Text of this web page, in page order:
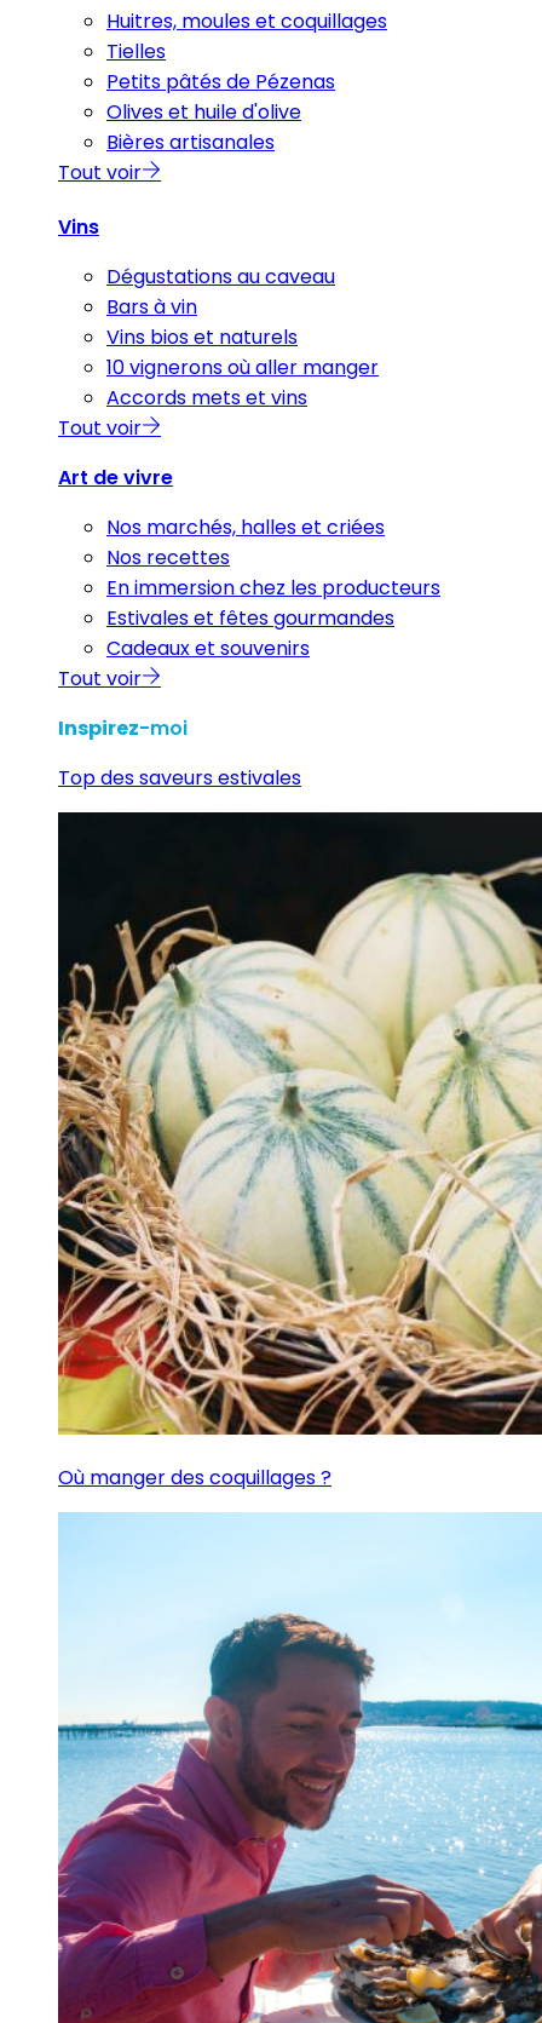
Huitres, moules et coquillages
Tielles
Petits pâtés de Pézenas
Olives et huile d'olive
Bières artisanales
Tout voir
Vins
Dégustations au caveau
Bars à vin
Vins bios et naturels
10 vignerons où aller manger
Accords mets et vins
Tout voir
Art de vivre
Nos marchés, halles et criées
Nos recettes
En immersion chez les producteurs
Estivales et fêtes gourmandes
Cadeaux et souvenirs
Tout voir
Inspirez-moi
Top des saveurs estivales
Où manger des coquillages ?